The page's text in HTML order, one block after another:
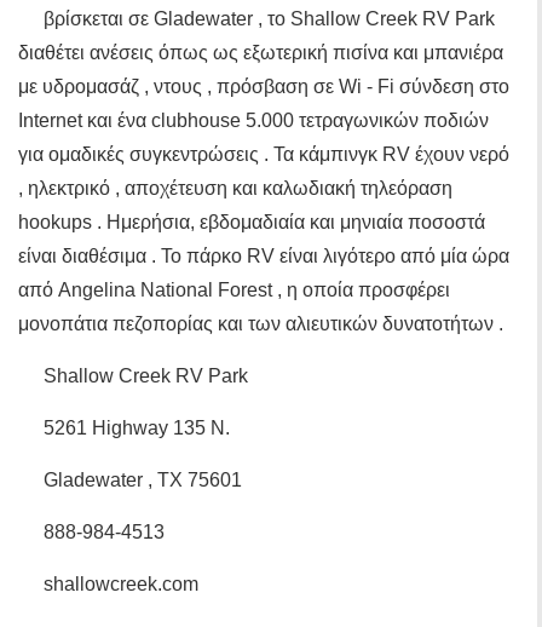
βρίσκεται σε Gladewater , το Shallow Creek RV Park
διαθέτει ανέσεις όπως ως εξωτερική πισίνα και μπανιέρα
με υδρομασάζ , ντους , πρόσβαση σε Wi - Fi σύνδεση στο
Internet και ένα clubhouse 5.000 τετραγωνικών ποδιών
για ομαδικές συγκεντρώσεις . Τα κάμπινγκ RV έχουν νερό
, ηλεκτρικό , αποχέτευση και καλωδιακή τηλεόραση
hookups . Ημερήσια, εβδομαδιαία και μηνιαία ποσοστά
είναι διαθέσιμα . Το πάρκο RV είναι λιγότερο από μία ώρα
από Angelina National Forest , η οποία προσφέρει
μονοπάτια πεζοπορίας και των αλιευτικών δυνατοτήτων .
Shallow Creek RV Park
5261 Highway 135 N.
Gladewater , TX 75601
888-984-4513
shallowcreek.com